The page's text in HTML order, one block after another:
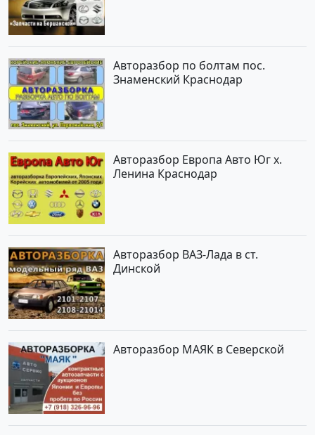
Авторазбор по болтам пос.
Знаменский Краснодар
Авторазбор Европа Авто Юг х.
Ленина Краснодар
Авторазбор ВАЗ-Лада в ст.
Динской
Авторазбор МАЯК в Северской